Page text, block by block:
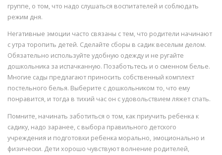
группе, о том, что надо слушаться воспитателей и соблюдать
режим дня.
Негативные эмоции часто связаны с тем, что родители начинают
с утра торопить детей. Сделайте сборы в садик веселым делом.
Обязательно используйте удобную одежду и не ругайте
дошкольника за испачканную. Позаботьтесь и о сменном белье.
Многие сады предлагают приносить собственный комплект
постельного белья. Выберите с дошкольником то, что ему
понравится, и тогда в тихий час он с удовольствием ляжет спать.
Помните, начинать заботиться о том, как приучить ребенка к
садику, надо заранее, с выбора правильного детского
учреждения и подготовки ребенка морально, эмоционально и
физически. Дети хорошо чувствуют волнение родителей,